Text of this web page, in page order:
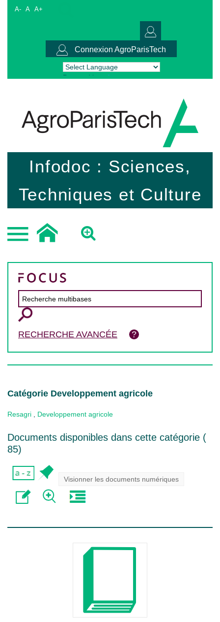
A- A A+
Connexion AgroParisTech
Powered by Translate
Infodoc : Sciences,
Techniques et Culture
RECHERCHE AVANCÉE
Catégorie Developpement agricole
Resagri Developpement agricole
Documents disponibles dans cette catégorie (
85)
Visionner les documents numériques